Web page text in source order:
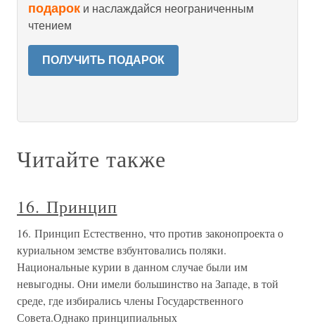
подарок и наслаждайся неограниченным
чтением
ПОЛУЧИТЬ ПОДАРОК
Читайте также
16. Принцип
16. Принцип Естественно, что против законопроекта о
куриальном земстве взбунтовались поляки.
Национальные курии в данном случае были им
невыгодны. Они имели большинство на Западе, в той
среде, где избирались члены Государственного
Совета.Однако принципиальных